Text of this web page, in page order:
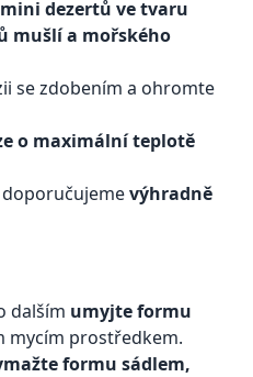
dezertů ve tvaru
mušlí a mořského
se zdobením a ohromte
o maximální teplotě
doporučujemevýhradně
dalším umyjte formu
mycím prostředkem.
formu sádlem,